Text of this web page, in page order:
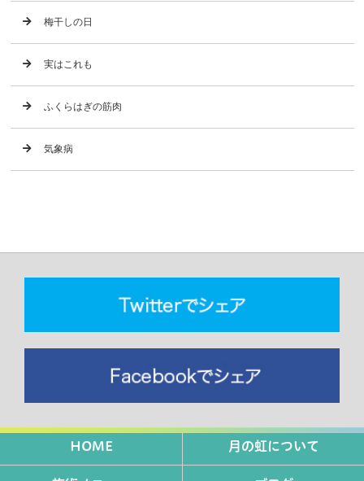
梅干しの日
実はこれも
ふくらはぎの筋肉
気象病
HOME 月の虹について